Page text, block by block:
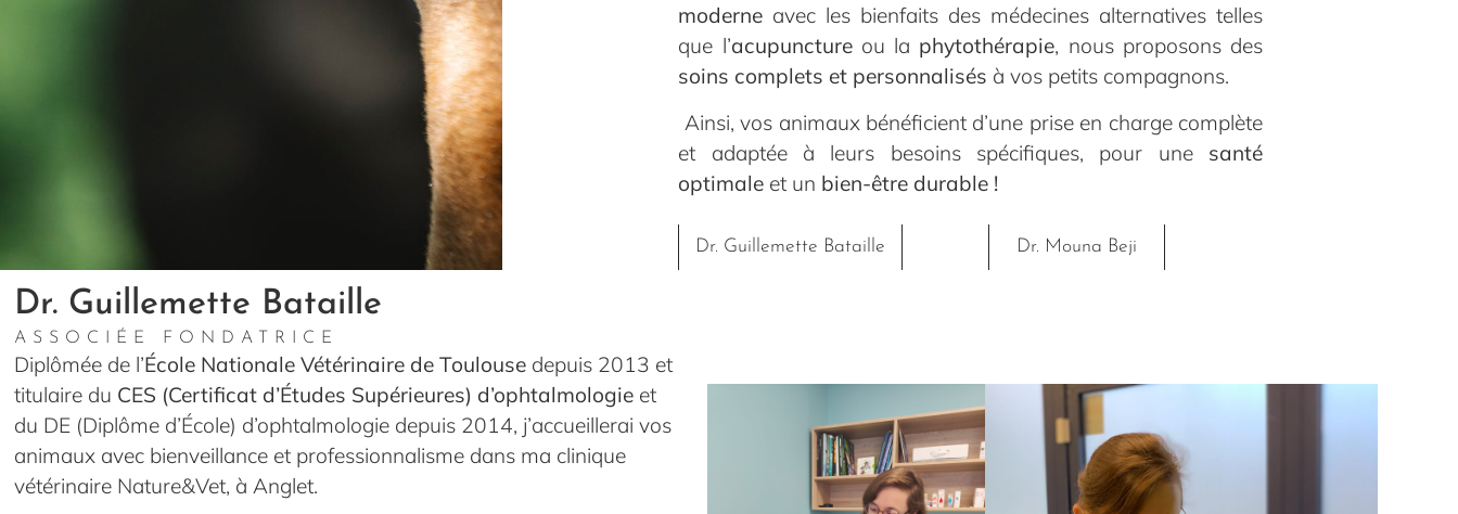
moderne avec les bienfaits des médecines alternatives telles
que l’acupunctureou la phytothérapie, nous proposons des
soins complets et personnalisés à vos petits compagnons.
Ainsi, vos animaux bénéficient d’une prise en charge complète
et adaptée à leurs besoins spécifiques, pour une santé
optimale et un bien-être durable !
Dr. Guillemette Bataille Dr. Mouna Beji
Dr. Guillemette Bataille
ASSOCIÉE FONDATRICE
Diplômée de l’École Nationale Vétérinaire de Toulouse depuis 2013 et
titulaire du CES (Certificat d’Études Supérieures) d’ophtalmologie et
du DE (Diplôme d’École) d’ophtalmologie depuis 2014, j’accueillerai vos
animaux avec bienveillance et professionnalisme dans ma clinique
vétérinaire Nature&Vet, à Anglet.